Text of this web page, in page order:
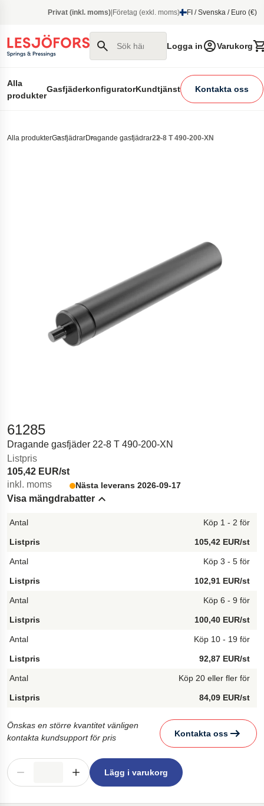
Privat (inkl. moms) Företag (exkl. moms) FI / Svenska / Euro (€)
Sök här
Logga in Varukorg
Alla
produkter
GasfjäderkonfiguratorKundtjänst Kontakta oss
Alla produkterGasfjädrarDragande gasfjädrar22-8 T 490-200-XN
61285
Dragande gasfjäder 22-8 T 490-200-XN
Listpris
105,42 EUR/st
inkl. moms
Nästa leverans 2026-09-17
Visa mängdrabatter
Hide content
Köp 1 - 2 för
105,42 EUR/st
Köp 3 - 5 för
102,91 EUR/st
Köp 6 - 9 för
100,40 EUR/st
Köp 10 - 19 för
92,87 EUR/st
Köp 20 eller fler för
84,09 EUR/st
Önskas en större kvantitet vänligen
kontakta kundsupport för pris
Kontakta oss
Lägg i varukorg